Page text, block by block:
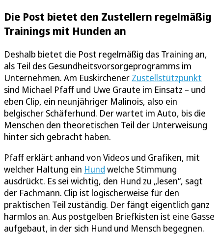
Die Post bietet den Zustellern regelmäßig
Trainings mit Hunden an
Deshalb bietet die Post regelmäßig das Training an,
als Teil des Gesundheitsvorsorgeprogramms im
Unternehmen. Am Euskirchener Zustellstützpunkt
sind Michael Pfaff und Uwe Graute im Einsatz – und
eben Clip, ein neunjähriger Malinois, also ein
belgischer Schäferhund. Der wartet im Auto, bis die
Menschen den theoretischen Teil der Unterweisung
hinter sich gebracht haben.
Pfaff erklärt anhand von Videos und Grafiken, mit
welcher Haltung ein Hund welche Stimmung
ausdrückt. Es sei wichtig, den Hund zu „lesen“, sagt
der Fachmann. Clip ist logischerweise für den
praktischen Teil zuständig. Der fängt eigentlich ganz
harmlos an. Aus postgelben Briefkisten ist eine Gasse
aufgebaut, in der sich Hund und Mensch begegnen.